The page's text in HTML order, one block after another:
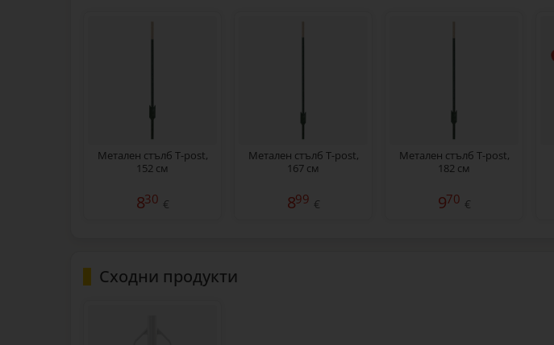
Метален стълб T-post,
152 см
830 €
Метален стълб T-post,
167 см
899 €
Метален стълб T-post,
182 см
970 €
Сходни продукти